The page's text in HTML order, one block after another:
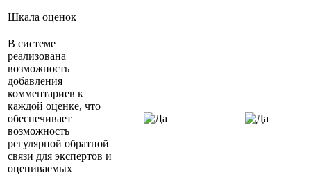
Шкала оценок
В системе
реализована
возможность
добавления
комментариев к
каждой оценке, что
обеспечивает
возможность
регулярной обратной
связи для экспертов и
оцениваемых